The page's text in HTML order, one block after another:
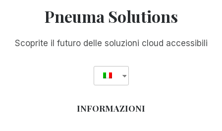
AL
Pneuma Solutions
Scoprite il futuro delle soluzioni cloud accessibili
INFORMAZIONI